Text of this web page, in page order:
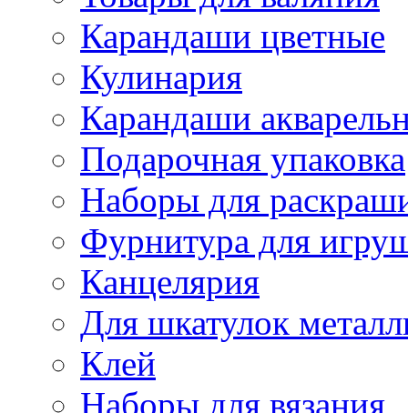
Карандаши цветные
Кулинария
Карандаши
Подарочная упаковка
Наборы для
Фурнитура для
Канцелярия
Для шкатулок
Клей
Наборы для вязания